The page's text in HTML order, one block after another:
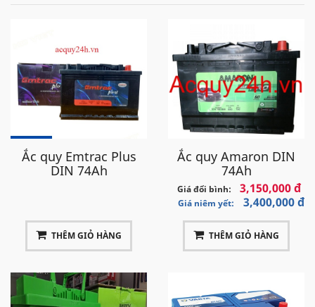
Ắc quy Emtrac Plus
DIN 74Ah
THÊM GIỎ HÀNG
Ắc quy Amaron DIN
74Ah
Giá đổi bình: 3,150,000 đ
Giá niêm yết: 3,400,000 đ
THÊM GIỎ HÀNG